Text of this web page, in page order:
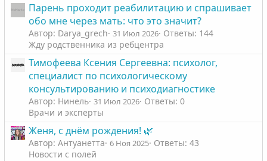
Парень проходит реабилитацию и спрашивает
обо мне через мать: что это значит?
Автор: Darya_grech 31 Июл 2026 Ответы: 144
Жду родственника из ребцентра
Тимофеева Ксения Сергеевна: психолог,
специалист по психологическому
консультированию и психодиагностике
Автор: Нинель 31 Июл 2026 Ответы: 0
Врачи и эксперты
Женя, с днём рождения! 🌿
Автор: Антуанетта 6 Ноя 2025 Ответы: 43
Новости с полей